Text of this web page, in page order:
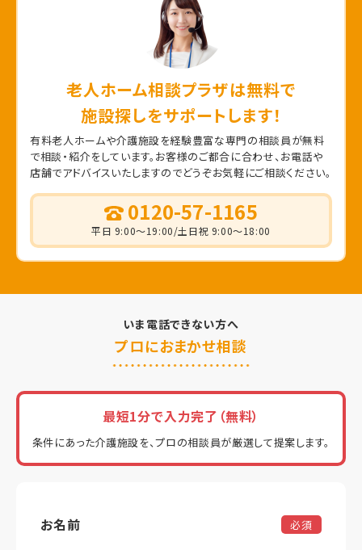
老人ホーム相談プラザは無料で
施設探しをサポートします！
有料老人ホームや介護施設を経験豊富な専門の相談員が無料
で相談・紹介をしています。 お客様のご都合に合わせ、お電話や
店舗でアドバイスいたしますのでどうぞお気軽にご相談ください。
0120-57-1165
平日 9:00～19:00/土日祝 9:00～18:00
いま電話できない方へ
プロにおまかせ相談
最短1分で入力完了（無料）
条件にあった介護施設を、プロの相談員が厳選して提案します。
お名前 必須